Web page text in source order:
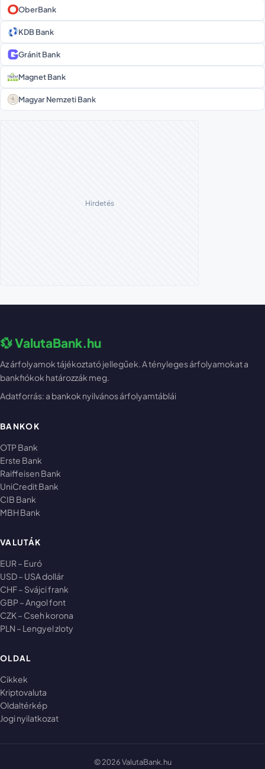
OberBank
KDB Bank
Gránit Bank
Magnet Bank
Magyar Nemzeti Bank
Hirdetés
💱 ValutaBank.hu
Az árfolyamok tájékoztató jellegűek. A tényleges árfolyamokat a
bankfiókok határozzák meg.
Adatforrás: a bankok nyilvános árfolyamtáblái
BANKOK
OTP Bank
Erste Bank
Raiffeisen Bank
UniCredit Bank
CIB Bank
MBH Bank
VALUTÁK
EUR – Euró
USD – USA dollár
CHF – Svájci frank
GBP – Angol font
CZK – Cseh korona
PLN – Lengyel zloty
OLDAL
Cikkek
Kriptovaluta
Oldaltérkép
Jogi nyilatkozat
© 2026 ValutaBank.hu